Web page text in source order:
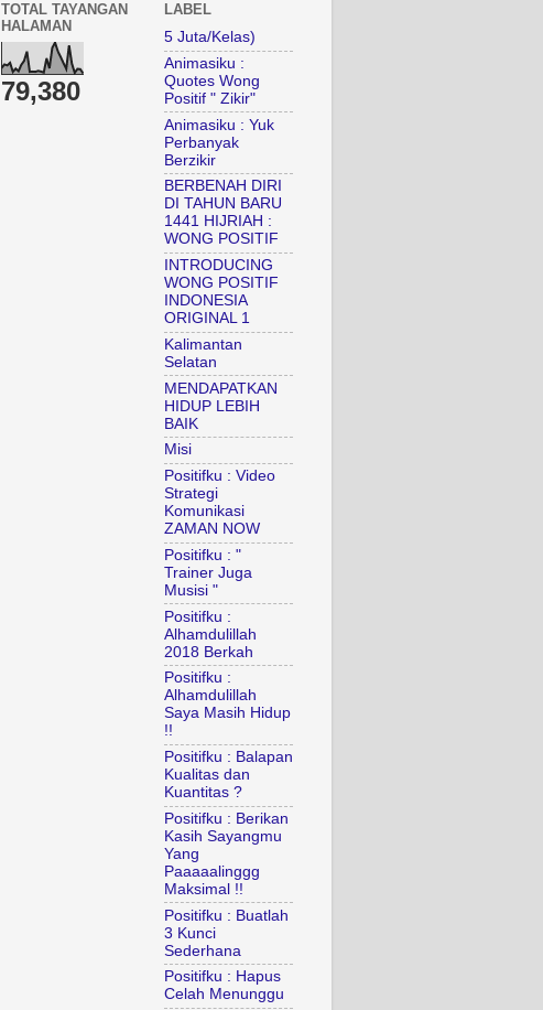
TOTAL TAYANGAN
HALAMAN
79,380
LABEL
5 Juta/Kelas)
Animasiku :
Quotes Wong
Positif " Zikir"
Animasiku : Yuk
Perbanyak
Berzikir
BERBENAH DIRI
DI TAHUN BARU
1441 HIJRIAH :
WONG POSITIF
INTRODUCING
WONG POSITIF
INDONESIA
ORIGINAL 1
Kalimantan
Selatan
MENDAPATKAN
HIDUP LEBIH
BAIK
Misi
Positifku : Video
Strategi
Komunikasi
ZAMAN NOW
Positifku : "
Trainer Juga
Musisi "
Positifku :
Alhamdulillah
2018 Berkah
Positifku :
Alhamdulillah
Saya Masih Hidup
!!
Positifku : Balapan
Kualitas dan
Kuantitas ?
Positifku : Berikan
Kasih Sayangmu
Yang
Paaaaalinggg
Maksimal !!
Positifku : Buatlah
3 Kunci
Sederhana
Positifku : Hapus
Celah Menunggu